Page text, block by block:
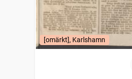
[omärkt], Karlshamn